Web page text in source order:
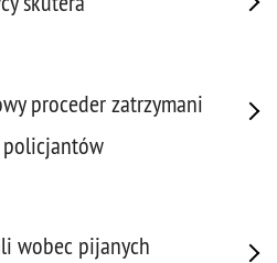
proceder zatrzymani
policjantów
wobec pijanych